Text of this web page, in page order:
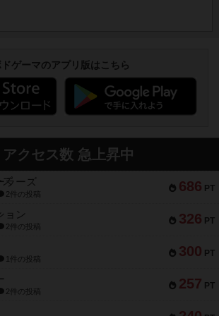
ドゲーマのアプリ版はこちら
アクセス数 急上昇中
686 PT
ラーズ
2件の投稿
326 PT
ョン
2件の投稿
300 PT
1件の投稿
257 PT
2件の投稿